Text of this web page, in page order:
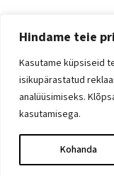
Hindame teie
Kasutame küpsiseid
isikupärastatud
analüüsimiseks.
kasutamisega.
Kohanda